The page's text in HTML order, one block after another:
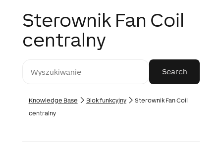
Sterownik Fan Coil
centralny
Knowledge Base Blok funkcyjny
Sterownik Fan Coil
centralny